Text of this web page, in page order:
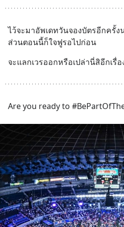
ไว้จะมาอัพเดทวันจองบัตรอีกครั้ง
ส่วนตอนนี้ก็ใจฟูรอไปก่อน
จะแลกเวรออกหรือเปล่านี่สิอีกเรื่
Are you ready to